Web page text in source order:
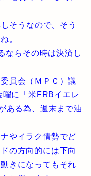
そうなので、そう
。
ならその時は決済し
員会（ＭＰＣ）議
に「米FRBイエレ
ある為、週末まで油
やイラク情勢でど
の方向的には下向
きになってもそれ